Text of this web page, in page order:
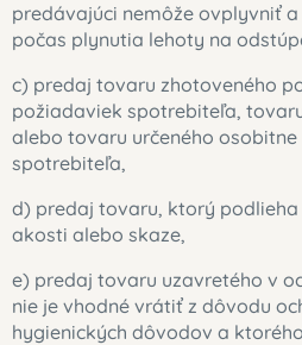
predávajúci nemôže ovplyvniť
počas plynutia lehoty na
c) predaj tovaru zhotoveného
požiadaviek spotrebiteľa,
alebo tovaru určeného osobitne
spotrebiteľa,
d) predaj tovaru, ktorý podlieha
akosti alebo skaze,
e) predaj tovaru uzavretého v
nie je vhodné vrátiť z dôvodu
hygienických dôvodov a